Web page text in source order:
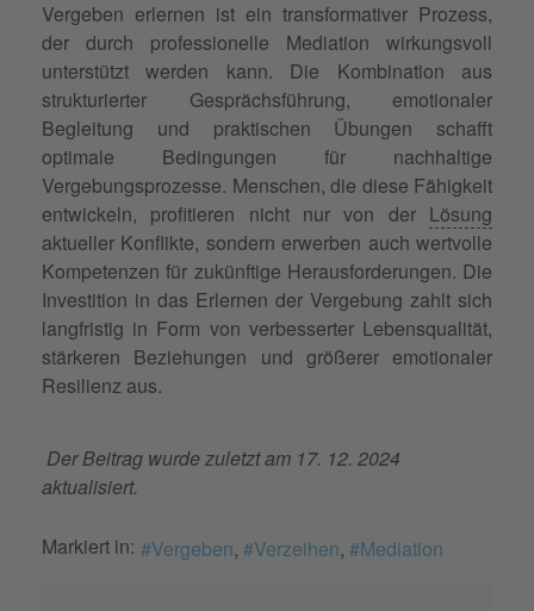
Vergeben erlernen ist ein transformativer Prozess,
der durch professionelle Mediation wirkungsvoll
unterstützt werden kann. Die Kombination aus
strukturierter Gesprächsführung, emotionaler
Begleitung und praktischen Übungen schafft
optimale Bedingungen für nachhaltige
Vergebungsprozesse. Menschen, die diese Fähigkeit
entwickeln, profitieren nicht nur von der Lösung
aktueller Konflikte, sondern erwerben auch wertvolle
Kompetenzen für zukünftige Herausforderungen. Die
Investition in das Erlernen der Vergebung zahlt sich
langfristig in Form von verbesserter Lebensqualität,
stärkeren Beziehungen und größerer emotionaler
Resilienz aus.
Der Beitrag wurde zuletzt am 17. 12. 2024
aktualisiert.
Markiert in: Vergeben Verzeihen Mediation